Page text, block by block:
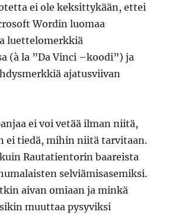
ei ole keksittykään, ettei
Wordin luomaa
luettelomerkkiä
(à la ”Da Vinci –koodi”) ja
ajatusviivan
ei voi vetää ilman niitä,
ei tiedä, mihin niitä tarvitaan.
Rautatientorin baareista
selviämisasemiksi.
aivan omiaan ja minkä
muuttaa pysyviksi